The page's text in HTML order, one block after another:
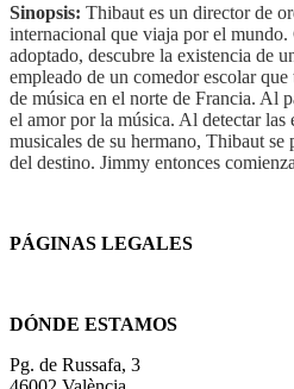
Sinopsis: Thibaut es un director de
internacional que viaja por el mundo.
adoptado, descubre la existencia de
empleado de un comedor escolar
de música en el norte de Francia. Al
el amor por la música. Al detectar las
musicales de su hermano, Thibaut
del destino. Jimmy entonces
PÁGINAS LEGALES
DÓNDE ESTAMOS
Pg. de Russafa, 3